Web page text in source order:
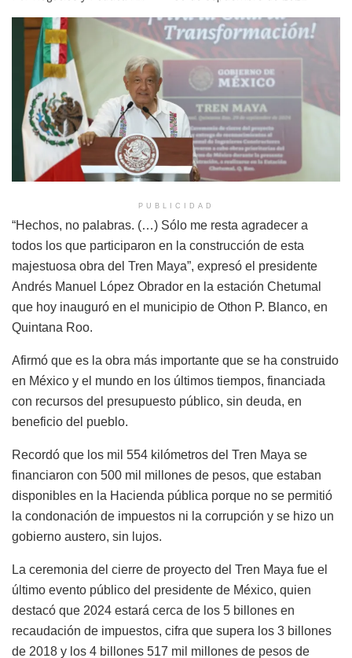
PUBLICIDAD
“Hechos, no palabras. (…) Sólo me resta agradecer a
todos los que participaron en la construcción de esta
majestuosa obra del Tren Maya”, expresó el presidente
Andrés Manuel López Obrador en la estación Chetumal
que hoy inauguró en el municipio de Othon P. Blanco, en
Quintana Roo.
Afirmó que es la obra más importante que se ha construido
en México y el mundo en los últimos tiempos, financiada
con recursos del presupuesto público, sin deuda, en
beneficio del pueblo.
Recordó que los mil 554 kilómetros del Tren Maya se
financiaron con 500 mil millones de pesos, que estaban
disponibles en la Hacienda pública porque no se permitió
la condonación de impuestos ni la corrupción y se hizo un
gobierno austero, sin lujos.
La ceremonia del cierre de proyecto del Tren Maya fue el
último evento público del presidente de México, quien
destacó que 2024 estará cerca de los 5 billones en
recaudación de impuestos, cifra que supera los 3 billones
de 2018 y los 4 billones 517 mil millones de pesos de